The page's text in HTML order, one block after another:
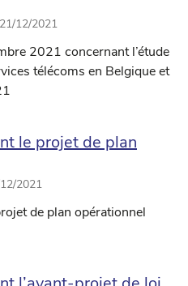
21/12/2021
2021 concernant l’étude
télécoms en Belgique et
le projet de plan
2021
de plan opérationnel